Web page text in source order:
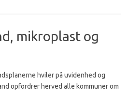
mikroplast og
hviler på uvidenhed og
opfordrer herved alle kommuner om